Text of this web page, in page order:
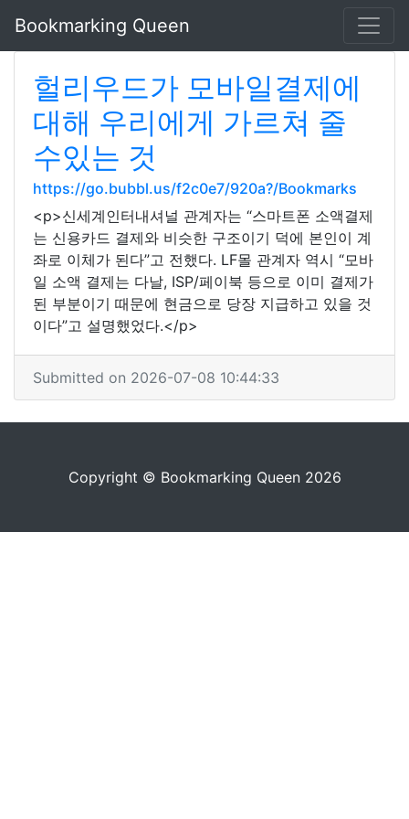
Bookmarking Queen
헐리우드가 모바일결제에
대해 우리에게 가르쳐 줄
수있는 것
https://go.bubbl.us/f2c0e7/920a?/Bookmarks
<p>신세계인터내셔널 관계자는 “스마트폰 소액결제
는 신용카드 결제와 비슷한 구조이기 덕에 본인이 계
좌로 이체가 된다”고 전했다. LF몰 관계자 역시 “모바
일 소액 결제는 다날, ISP/페이북 등으로 이미 결제가
된 부분이기 때문에 현금으로 당장 지급하고 있을 것
이다”고 설명했었다.</p>
Submitted on 2026-07-08 10:44:33
Copyright © Bookmarking Queen 2026